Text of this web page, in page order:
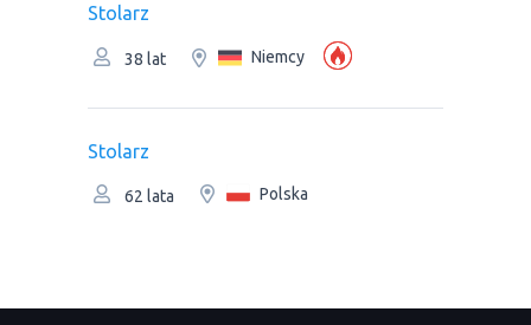
Stolarz
38 lat Niemcy
Stolarz
62 lata Polska